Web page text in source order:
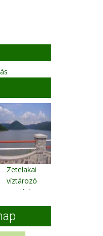
Zetelakai
víztározó
Zetelaka